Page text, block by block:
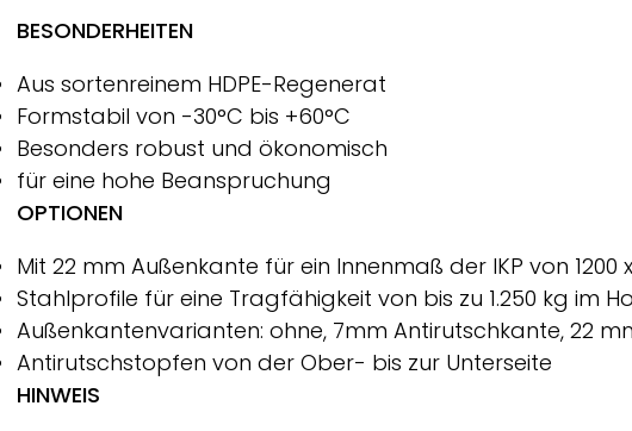
BESONDERHEITEN
Aus sortenreinem HDPE-Regenerat
Formstabil von -30°C bis +60°C
Besonders robust und ökonomisch
für eine hohe Beanspruchung
OPTIONEN
Mit 22 mm Außenkante für ein Innenmaß der IKP von 1200
Stahlprofile für eine Tragfähigkeit von bis zu 1.250 kg im
Außenkantenvarianten: ohne, 7mm Antirutschkante, 22
Antirutschstopfen von der Ober- bis zur Unterseite
HINWEIS